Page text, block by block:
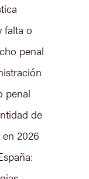
falta o
penal
penal
de
2026